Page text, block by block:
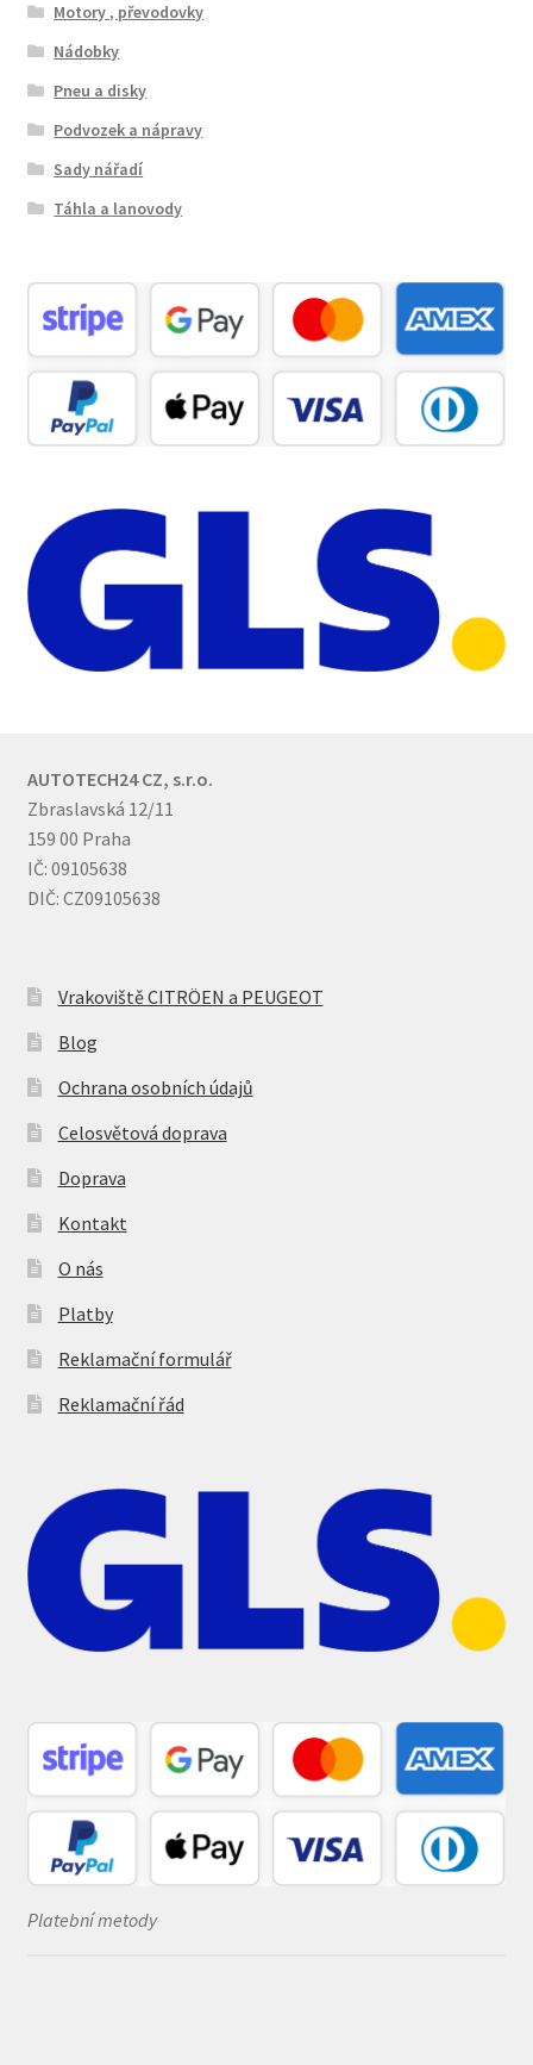
Motory , převodovky
Nádobky
Pneu a disky
Podvozek a nápravy
Sady nářadí
Táhla a lanovody
AUTOTECH24 CZ, s.r.o.
Zbraslavská 12/11
159 00 Praha
IČ: 09105638
DIČ: CZ09105638
Vrakoviště CITRÖEN a PEUGEOT
Blog
Ochrana osobních údajů
Celosvětová doprava
Doprava
Kontakt
O nás
Platby
Reklamační formulář
Reklamační řád
Platební metody